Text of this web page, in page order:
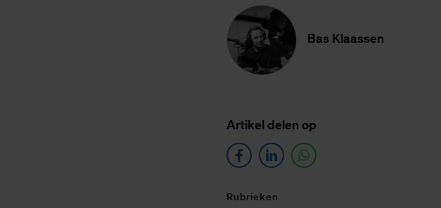
Bas Klaas­sen
Ar­ti­kel de­len op
Ru­brie­ken